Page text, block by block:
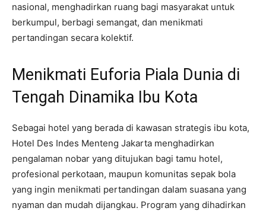
nasional, menghadirkan ruang bagi masyarakat untuk
berkumpul, berbagi semangat, dan menikmati
pertandingan secara kolektif.
Menikmati Euforia Piala Dunia di
Tengah Dinamika Ibu Kota
Sebagai hotel yang berada di kawasan strategis ibu kota,
Hotel Des Indes Menteng Jakarta menghadirkan
pengalaman nobar yang ditujukan bagi tamu hotel,
profesional perkotaan, maupun komunitas sepak bola
yang ingin menikmati pertandingan dalam suasana yang
nyaman dan mudah dijangkau. Program yang dihadirkan